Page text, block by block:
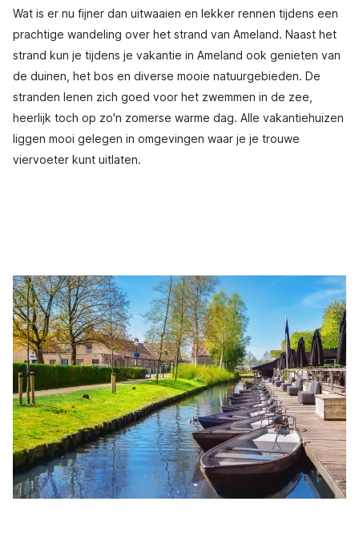
Wat is er nu fijner dan uitwaaien en lekker rennen tijdens een
prachtige wandeling over het strand van Ameland. Naast het
strand kun je tijdens je vakantie in Ameland ook genieten van
de duinen, het bos en diverse mooie natuurgebieden. De
stranden lenen zich goed voor het zwemmen in de zee,
heerlijk toch op zo'n zomerse warme dag. Alle vakantiehuizen
liggen mooi gelegen in omgevingen waar je je trouwe
viervoeter kunt uitlaten.